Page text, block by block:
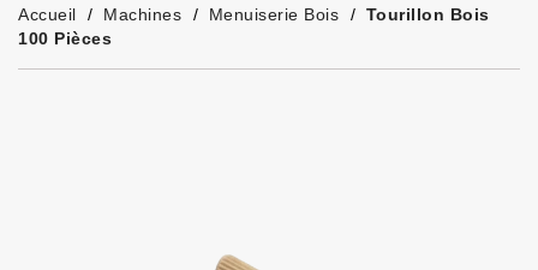
Consommables
Accueil Machines Menuiserie Bois
Tourillon Bois
100 Pièces